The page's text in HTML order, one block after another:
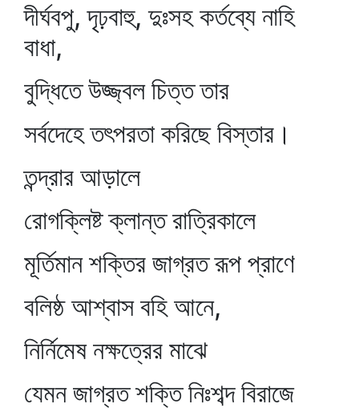
দীর্ঘবপু, দৃঢ়বাহু, দুঃসহ কর্তব্যে নাহি
বাধা,
বুদ্ধিতে উজ্জ্বল চিত্ত তার
সর্বদেহে তৎপরতা করিছে বিস্তার।
তন্দ্রার আড়ালে
রোগক্লিষ্ট ক্লান্ত রাত্রিকালে
মূর্তিমান শক্তির জাগ্রত রূপ প্রাণে
বলিষ্ঠ আশ্বাস বহি আনে,
নির্নিমেষ নক্ষত্রের মাঝে
যেমন জাগ্রত শক্তি নিঃশব্দ বিরাজে